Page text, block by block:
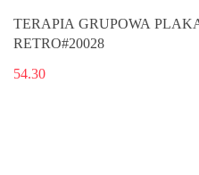
TERAPIA GRUPOWA
RETRO#20028
54.30